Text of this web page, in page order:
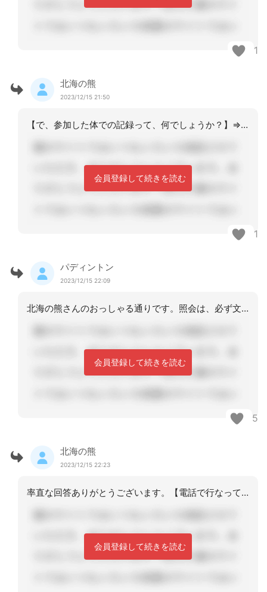
1
北海の熊
2023/12/15 21:50
【で、参加した体での記録って、何でしょうか？】⇒電話で確認した意見を、照会用紙に
会員登録して続きを読む
1
パディントン
2023/12/15 22:09
北海の熊さんのおっしゃる通りです。照会は、必ず文書で行わなければならないという法
会員登録して続きを読む
5
北海の熊
2023/12/15 22:23
率直な回答ありがとうございます。【電話で行なっても可という判断です】⇒パディント
会員登録して続きを読む